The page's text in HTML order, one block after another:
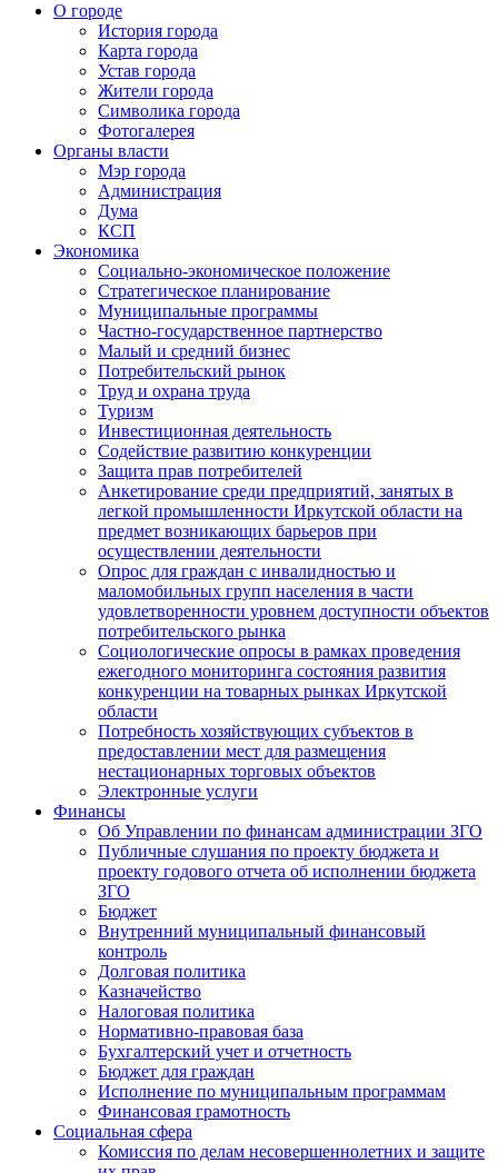
О городе
История города
Карта города
Устав города
Жители города
Символика города
Фотогалерея
Органы власти
Мэр города
Администрация
Дума
КСП
Экономика
Социально-экономическое положение
Стратегическое планирование
Муниципальные программы
Частно-государственное партнерство
Малый и средний бизнес
Потребительский рынок
Труд и охрана труда
Туризм
Инвестиционная деятельность
Содействие развитию конкуренции
Защита прав потребителей
Анкетирование среди предприятий, занятых в
легкой промышленности Иркутской области на
предмет возникающих барьеров при
осуществлении деятельности
Опрос для граждан с инвалидностью и
маломобильных групп населения в части
удовлетворенности уровнем доступности объектов
потребительского рынка
Социологические опросы в рамках проведения
ежегодного мониторинга состояния развития
конкуренции на товарных рынках Иркутской
области
Потребность хозяйствующих субъектов в
предоставлении мест для размещения
нестационарных торговых объектов
Электронные услуги
Финансы
Об Управлении по финансам администрации ЗГО
Публичные слушания по проекту бюджета и
проекту годового отчета об исполнении бюджета
ЗГО
Бюджет
Внутренний муниципальный финансовый
контроль
Долговая политика
Казначейство
Налоговая политика
Нормативно-правовая база
Бухгалтерский учет и отчетность
Бюджет для граждан
Исполнение по муниципальным программам
Финансовая грамотность
Социальная сфера
Комиссия по делам несовершеннолетних и защите